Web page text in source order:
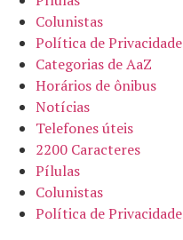
Colunistas
Política de Privacidade
Categorias de AaZ
Horários de ônibus
Notícias
Telefones úteis
2200 Caracteres
Pílulas
Colunistas
Política de Privacidade